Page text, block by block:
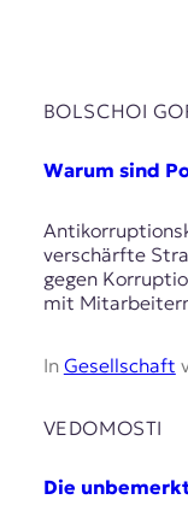
BOLSCHOI
Warum sind
verschärfte
gegen
mit
In Gesellschaft
VEDOMOSTI
Die